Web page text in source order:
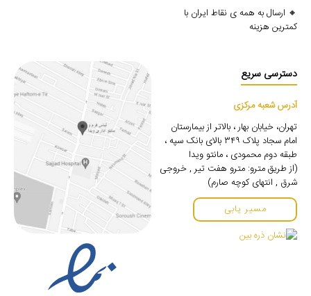
🔸 ارسال به همه ی نقاط ایران با
کمترین هزینه
دسترسی سریع
آدرس شعبه مرکزی
تهران، خیابان بهار ، بالاتر از بیمارستان
امام سجاد پلاک ۳۴۹ بالای بانک سپه ،
طبقه دوم محمودی ، مانتو ویدا
(از طریق مترو: مترو هفت تیر , خروجی
شرق , انتهای کوچه صارم)
مسیر یابی